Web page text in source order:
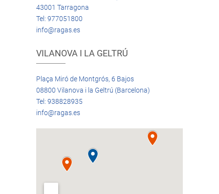
43001 Tarragona
Tel: 977051800
info@ragas.es
VILANOVA I LA GELTRÚ
Plaça Miró de Montgrós, 6 Bajos
08800 Vilanova i la Geltrú (Barcelona)
Tel: 938828935
info@ragas.es